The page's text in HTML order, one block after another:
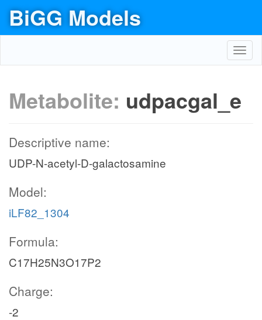
BiGG Models
Metabolite: udpacgal_e
Descriptive name:
UDP-N-acetyl-D-galactosamine
Model:
iLF82_1304
Formula:
C17H25N3O17P2
Charge:
-2